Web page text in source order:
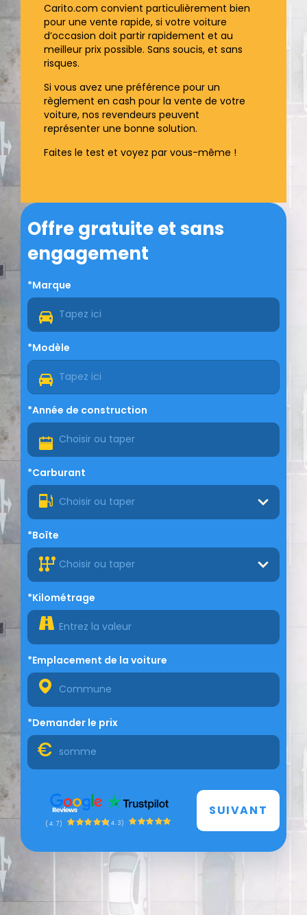
Carito.com convient particulièrement bien
pour une vente rapide, si votre voiture
d’occasion doit partir rapidement et au
meilleur prix possible. Sans soucis, et sans
risques.
Si vous avez une préférence pour un
règlement en cash pour la vente de votre
voiture, nos revendeurs peuvent
représenter une bonne solution.
Faites le test et voyez par vous-même !
Offre gratuite et sans
engagement
*Marque
*Modèle
*Année de construction
*Carburant
Choisir ou taper
*Boîte
Choisir ou taper
*Kilométrage
*Emplacement de la voiture
*Demander le prix
(4.7) (4.3)
SUIVANT